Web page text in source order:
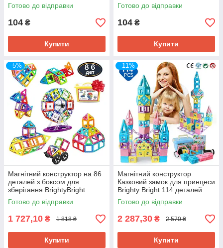
Готово до відправки
104 ₴
Купити
Готово до відправки
104 ₴
Купити
–5%
Магнітний конструктор на 86
деталей з боксом для
зберігання BrightyBright
Готово до відправки
1 727,10 ₴ 1 818 ₴
Купити
–11%
Магнітний конструктор
Казковий замок для принцеси
Brighty Bright 114 деталей
Готово до відправки
2 287,30 ₴ 2 570 ₴
Купити